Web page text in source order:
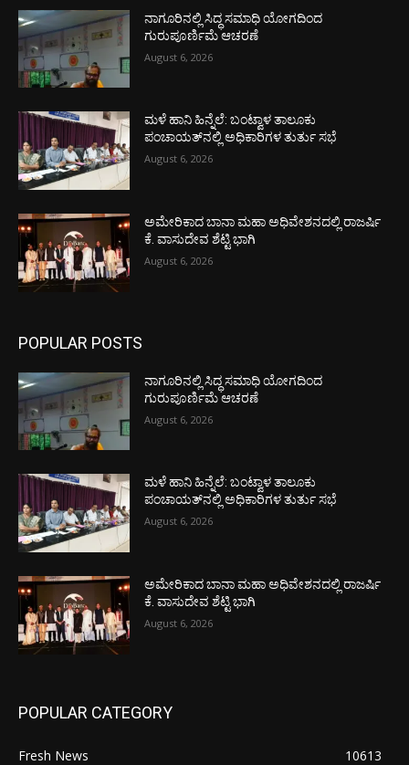
ನಾಗೂರಿನಲ್ಲಿ ಸಿದ್ಧ ಸಮಾಧಿ ಯೋಗದಿಂದ
ಗುರುಪೂರ್ಣಿಮೆ ಆಚರಣೆ
August 6, 2026
ಮಳೆ ಹಾನಿ ಹಿನ್ನೆಲೆ: ಬಂಟ್ವಾಳ ತಾಲೂಕು
ಪಂಚಾಯತ್‌ನಲ್ಲಿ ಅಧಿಕಾರಿಗಳ ತುರ್ತು ಸಭೆ
August 6, 2026
ಅಮೇರಿಕಾದ ಬಾನಾ ಮಹಾ ಅಧಿವೇಶನದಲ್ಲಿ ರಾಜರ್ಷಿ
ಕೆ. ವಾಸುದೇವ ಶೆಟ್ಟಿ ಭಾಗಿ
August 6, 2026
POPULAR POSTS
ನಾಗೂರಿನಲ್ಲಿ ಸಿದ್ಧ ಸಮಾಧಿ ಯೋಗದಿಂದ
ಗುರುಪೂರ್ಣಿಮೆ ಆಚರಣೆ
August 6, 2026
ಮಳೆ ಹಾನಿ ಹಿನ್ನೆಲೆ: ಬಂಟ್ವಾಳ ತಾಲೂಕು
ಪಂಚಾಯತ್‌ನಲ್ಲಿ ಅಧಿಕಾರಿಗಳ ತುರ್ತು ಸಭೆ
August 6, 2026
ಅಮೇರಿಕಾದ ಬಾನಾ ಮಹಾ ಅಧಿವೇಶನದಲ್ಲಿ ರಾಜರ್ಷಿ
ಕೆ. ವಾಸುದೇವ ಶೆಟ್ಟಿ ಭಾಗಿ
August 6, 2026
POPULAR CATEGORY
Fresh News
10613